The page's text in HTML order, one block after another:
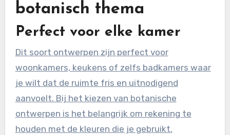
botanisch thema
Perfect voor elke kamer
Dit soort ontwerpen zijn perfect voor
woonkamers, keukens of zelfs badkamers waar
je wilt dat de ruimte fris en uitnodigend
aanvoelt. Bij het kiezen van botanische
ontwerpen is het belangrijk om rekening te
houden met de kleuren die je gebruikt.